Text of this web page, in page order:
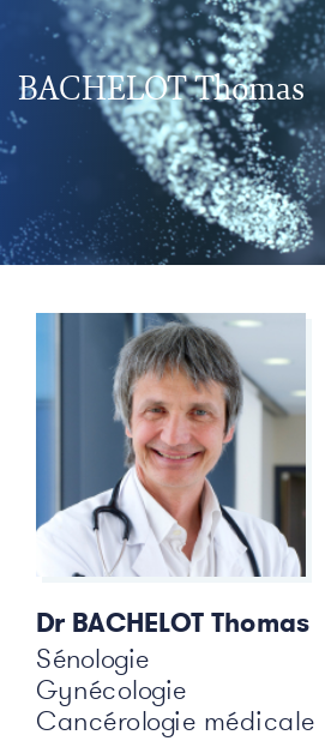
BACHELOT Thomas
Dr BACHELOT Thomas
Sénologie
Gynécologie
Cancérologie médicale